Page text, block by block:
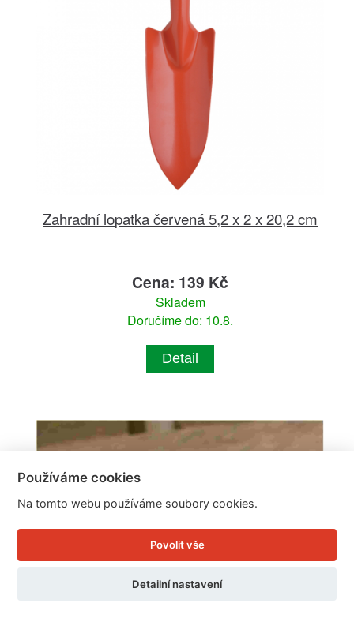
Zahradní lopatka červená 5,2 x 2 x 20,2 cm
Cena: 139 Kč
Skladem
Doručíme do: 10.8.
Detail
Používáme cookies
Na tomto webu používáme soubory cookies.
Povolit vše
Detailní nastavení